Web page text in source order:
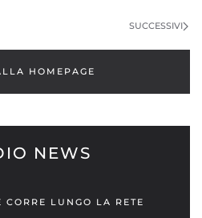
SUCCESSIVI
HOMEPAGE
NEWS
LUNGO LA RETE